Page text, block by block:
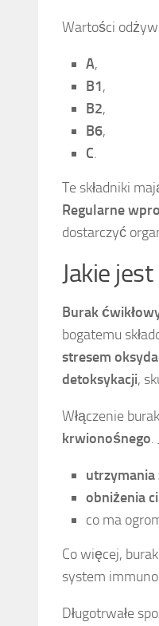
Wartości
A,
B1,
B2,
B6,
C.
Te składniki
Regularne
dostarczyć
Jakie
Burak
bogatemu
stresem
detoksykacji,
Włączenie
krwionośnego.
utrzymania
obniżenia
co ma
Co więcej,
system
Długotrwałe